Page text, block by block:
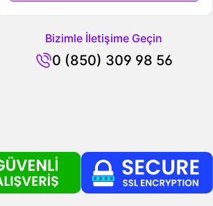
Bizimle İletişime Geçin
0 (850) 309 98 56